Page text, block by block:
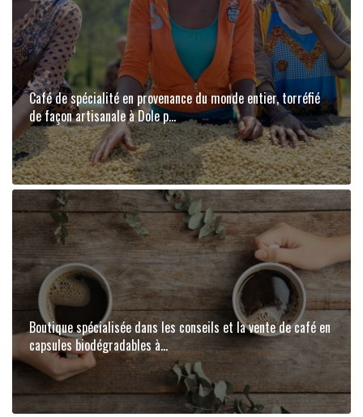
Café de spécialité en provenance du monde entier, torréfié
de façon artisanale à Dole p...
Boutique spécialisée dans les conseils et la vente de café en
capsules biodégradables à...